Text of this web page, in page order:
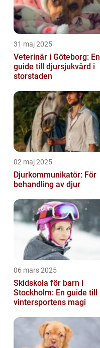
31 maj 2025
Veterinär i Göteborg: En
guide till djursjukvård i
storstaden
02 maj 2025
Djurkommunikatör: För
behandling av djur
06 mars 2025
Skidskola för barn i
Stockholm: En guide till
vintersportens magi